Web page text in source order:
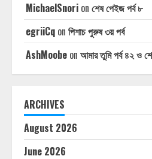
MichaelSnori on শেষ পেইজ পর্ব ৮
egriiCq on পিশাচ পুরুষ ৩য় পর্ব
AshMoobe on আমার তুমি পর্ব ৪২ ও
ARCHIVES
August 2026
June 2026